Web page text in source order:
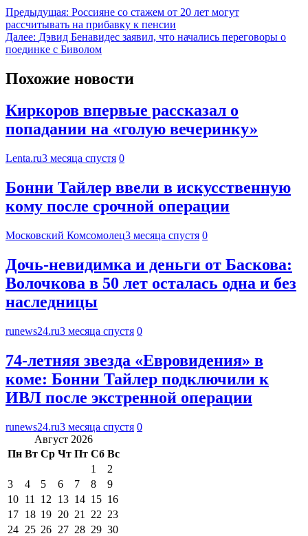
Предыдущая: Россияне со стажем от 20 лет могут
рассчитывать на прибавку к пенсии
Далее: Дэвид Бенавидес заявил, что начались переговоры о
поединке с Биволом
Похожие новости
Киркоров впервые рассказал о
попадании на «голую вечеринку»
Lenta.ru3 месяца спустя 0
Бонни Тайлер ввели в искусственную
кому после срочной операции
Московский Комсомолец3 месяца спустя 0
Дочь-невидимка и деньги от Баскова:
Волочкова в 50 лет осталась одна и без
наследницы
runews24.ru3 месяца спустя 0
74-летняя звезда «Евровидения» в
коме: Бонни Тайлер подключили к
ИВЛ после экстренной операции
runews24.ru3 месяца спустя 0
Август 2026
Пн Вт Ср Чт Пт Сб Вс
1
2
3
4 5 6 7 8
9
10 11 12 13 14 15 16
17 18 19 20 21 22 23
24 25 26 27 28 29 30